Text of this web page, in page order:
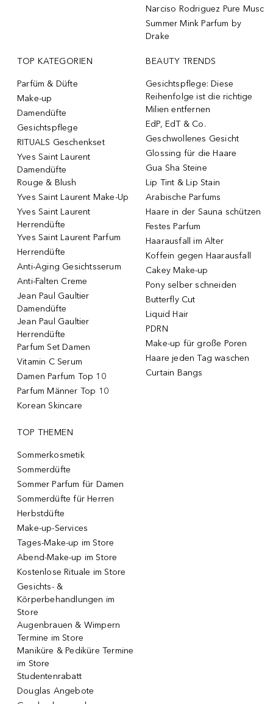
Narciso Rodriguez Pure Musc
Summer Mink Parfum by
Drake
TOP KATEGORIEN
Parfüm & Düfte
Make-up
Damendüfte
Gesichtspflege
RITUALS Geschenkset
Yves Saint Laurent
Damendüfte
Rouge & Blush
Yves Saint Laurent Make-Up
Yves Saint Laurent
Herrendüfte
Yves Saint Laurent Parfum
Herrendüfte
Anti-Aging Gesichtsserum
Anti-Falten Creme
Jean Paul Gaultier
Damendüfte
Jean Paul Gaultier
Herrendüfte
Parfum Set Damen
Vitamin C Serum
Damen Parfum Top 10
Parfum Männer Top 10
Korean Skincare
BEAUTY TRENDS
Gesichtspflege: Diese
Reihenfolge ist die richtige
Milien entfernen
EdP, EdT & Co.
Geschwollenes Gesicht
Glossing für die Haare
Gua Sha Steine
Lip Tint & Lip Stain
Arabische Parfums
Haare in der Sauna schützen
Festes Parfum
Haarausfall im Alter
Koffein gegen Haarausfall
Cakey Make-up
Pony selber schneiden
Butterfly Cut
Liquid Hair
PDRN
Make-up für große Poren
Haare jeden Tag waschen
Curtain Bangs
TOP THEMEN
Sommerkosmetik
Sommerdüfte
Sommer Parfum für Damen
Sommerdüfte für Herren
Herbstdüfte
Make-up-Services
Tages-Make-up im Store
Abend-Make-up im Store
Kostenlose Rituale im Store
Gesichts- &
Körperbehandlungen im
Store
Augenbrauen & Wimpern
Termine im Store
Maniküre & Pediküre Termine
im Store
Studentenrabatt
Douglas Angebote